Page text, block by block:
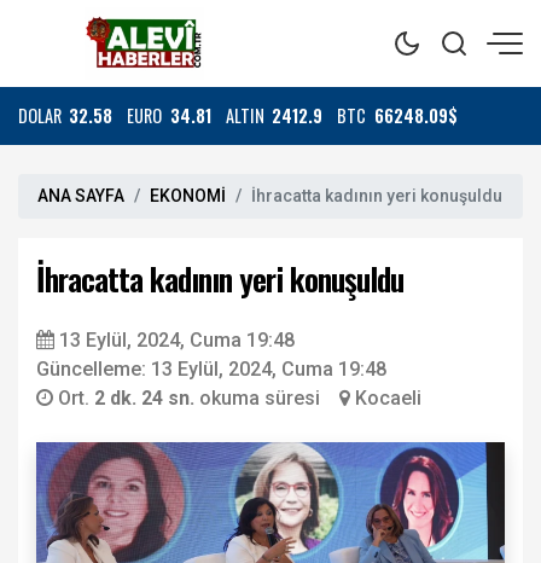
DOLAR 32.58 EURO 34.81 ALTIN 2412.9 BTC 66248.09$
ANA SAYFA EKONOMİ İhracatta kadının yeri konuşuldu
İhracatta kadının yeri konuşuldu
13 Eylül, 2024, Cuma 19:48
Güncelleme: 13 Eylül, 2024, Cuma 19:48
Ort. 2 dk. 24 sn. okuma süresi Kocaeli